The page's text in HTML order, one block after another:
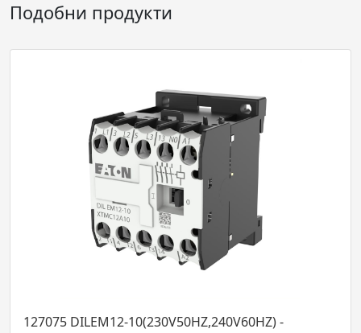
Подобни продукти
10(230V50HZ,240V60HZ) -
051849